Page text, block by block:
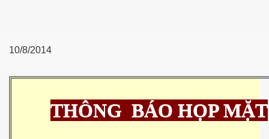
10/8/2014
THÔNG BÁO HỌP MẶT